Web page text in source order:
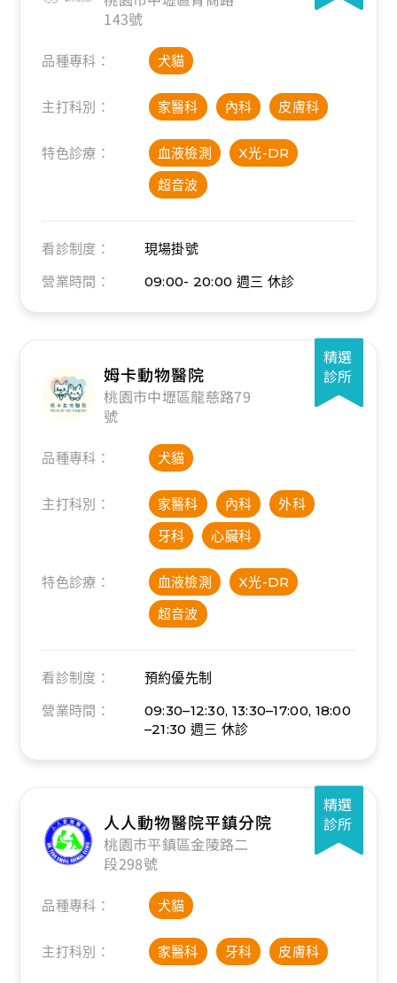
143號
品種專科： 犬貓
主打科別： 家醫科 內科 皮膚科
特色診療： 血液檢測
X光-DR
超音波
看診制度：
現場掛號
營業時間：
09:00- 20:00 週三 休診
精選
診所
姆卡動物醫院
桃園市中壢區龍慈路79
號
品種專科： 犬貓
主打科別： 家醫科 內科
外科
牙科
心臟科
特色診療： 血液檢測
X光-DR
超音波
看診制度：
預約優先制
營業時間：
09:30–12:30, 13:30–17:00, 18:00
–21:30 週三 休診
精選
診所
人人動物醫院平鎮分院
桃園市平鎮區金陵路二
段298號
品種專科： 犬貓
主打科別： 家醫科 牙科 皮膚科